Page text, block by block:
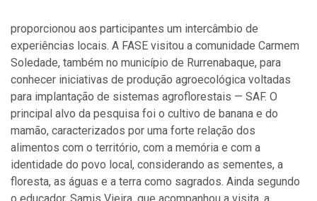
proporcionou aos participantes um intercâmbio de
experiências locais. A FASE visitou a comunidade Carmem
Soledade, também no município de Rurrenabaque, para
conhecer iniciativas de produção agroecológica voltadas
para implantação de sistemas agroflorestais — SAF. O
principal alvo da pesquisa foi o cultivo de banana e do
mamão, caracterizados por uma forte relação dos
alimentos com o território, com a memória e com a
identidade do povo local, considerando as sementes, a
floresta, as águas e a terra como sagrados. Ainda segundo